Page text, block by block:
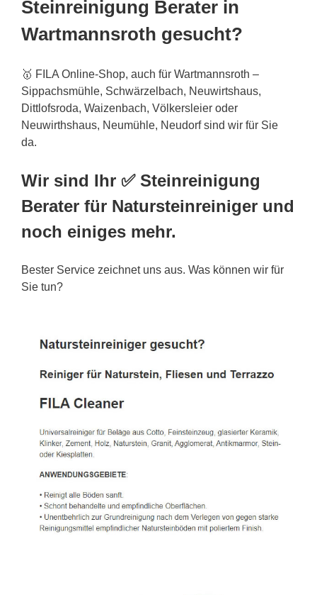
Steinreinigung Berater in
Wartmannsroth gesucht?
🥇 FILA Online-Shop, auch für Wartmannsroth –
Sippachsmühle, Schwärzelbach, Neuwirtshaus,
Dittlofsroda, Waizenbach, Völkersleier oder
Neuwirthshaus, Neumühle, Neudorf sind wir für Sie
da.
Wir sind Ihr ✅ Steinreinigung
Berater für Natursteinreiniger und
noch einiges mehr.
Bester Service zeichnet uns aus. Was können wir für
Sie tun?